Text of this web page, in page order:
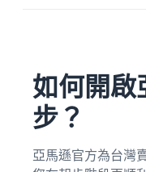
如何開啟
步？
亞馬遜官方為台灣